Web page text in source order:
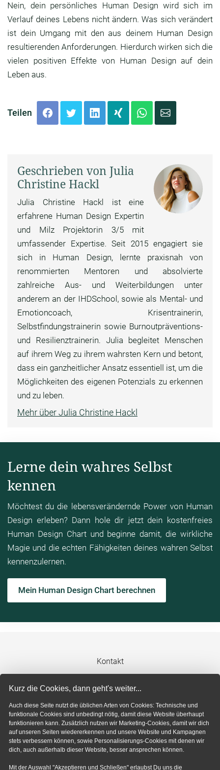
Kurz die Cookies, dann geht's weiter...
Auch diese Seite nutzt die üblichen Arten von Cookies: Technische und
funktionale Cookies sind unbedingt nötig, damit diese Website überhaupt
funktionieren kann. Zusätzlich nutzen wir Marketing-Cookies, damit wir dich
auf unseren Seiten wiedererkennen und unsere Website und Kampagnen
stets verbessern können, sowie Personalisierungs-Cookies mit denen wir
dich, auch außerhalb dieser Website, besser ansprechen können.
Mit der Auswahl "Akzeptieren und Schließen" erlaubst Du uns die
Nein, dein persönliches Human Design wird sich im
Verlauf deines Lebens nicht ändern. Was sich verändert
ist dein Umgang mit den aus deinem Human Design
resultierenden Anforderungen. Hierdurch wirken sich die
vielen positiven Effekte von Human Design auf dein
Leben aus.
Teilen
Geschrieben von Julia
Christine Hackl
Julia Christine Hackl ist eine
erfahrene Human Design Expertin
und Milz Projektorin 3/5 mit
umfassender Expertise. Seit 2015 engagiert sie
sich in Human Design, lernte praxisnah von
renommierten Mentoren und absolvierte
zahlreiche Aus- und Weiterbildungen unter
anderem an der IHDSchool, sowie als Mental- und
Emotioncoach, Krisentrainerin,
Selbstfindungstrainerin sowie Burnoutpräventions-
und Resilienztrainerin. Julia begleitet Menschen
auf ihrem Weg zu ihrem wahrsten Kern und betont,
dass ein ganzheitlicher Ansatz essentiell ist, um die
Möglichkeiten des eigenen Potenzials zu erkennen
und zu leben.
Mehr über Julia Christine Hackl
Lerne dein wahres Selbst
kennen
Möchtest du die lebensverändernde Power von Human
Design erleben? Dann hole dir jetzt dein kostenfreies
Human Design Chart und beginne damit, die wirkliche
Magie und die echten Fähigkeiten deines wahren Selbst
kennenzulernen.
Mein Human Design Chart berechnen
Kontakt
Impressum
Datenschutzerklärung
Cookie-Einstellungen